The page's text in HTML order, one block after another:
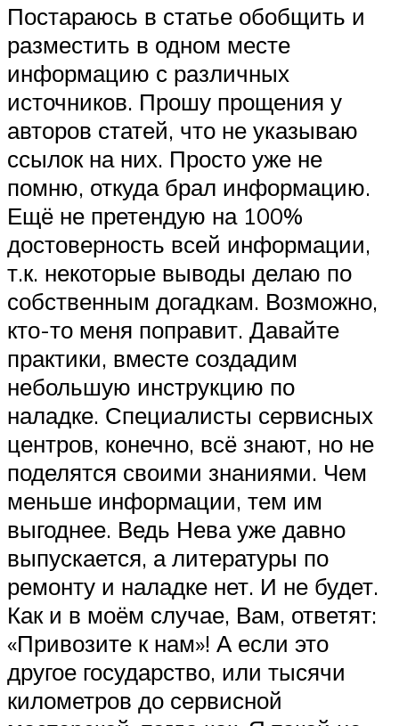
Постараюсь в статье обобщить и
разместить в одном месте
информацию с различных
источников. Прошу прощения у
авторов статей, что не указываю
ссылок на них. Просто уже не
помню, откуда брал информацию.
Ещё не претендую на 100%
достоверность всей информации,
т.к. некоторые выводы делаю по
собственным догадкам. Возможно,
кто-то меня поправит. Давайте
практики, вместе создадим
небольшую инструкцию по
наладке. Специалисты сервисных
центров, конечно, всё знают, но не
поделятся своими знаниями. Чем
меньше информации, тем им
выгоднее. Ведь Нева уже давно
выпускается, а литературы по
ремонту и наладке нет. И не будет.
Как и в моём случае, Вам, ответят:
«Привозите к нам»! А если это
другое государство, или тысячи
километров до сервисной